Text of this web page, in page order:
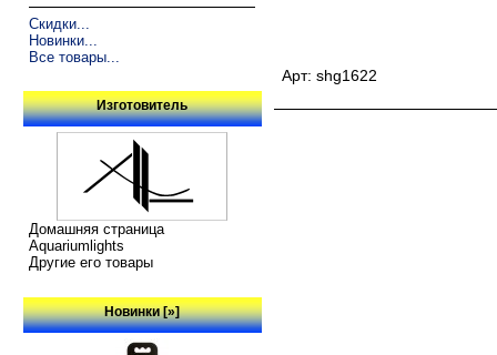
Скидки...
Новинки...
Все товары...
Изготовитель
Домашняя страница
Aquariumlights
Другие его товары
Новинки [»]
Арт: shg1622